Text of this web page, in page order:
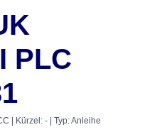
PLC
| Kürzel: - | Typ: Anleihe